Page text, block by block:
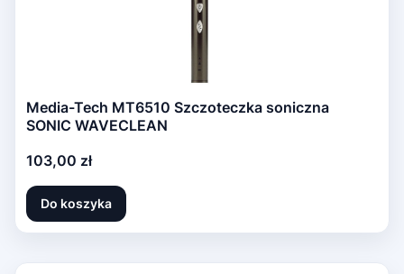
Media-Tech MT6510 Szczoteczka soniczna
SONIC WAVECLEAN
Cena
103,00 zł
Do koszyka